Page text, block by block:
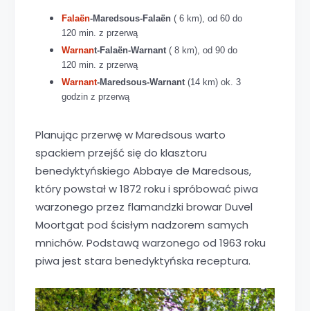
Falaën-Maredsous-Falaën ( 6 km), od 60 do
120 min. z przerwą
Warnant-Falaën-Warnant ( 8 km), od 90 do
120 min. z przerwą
Warnant-Maredsous-Warnant (14 km) ok. 3
godzin z przerwą
Planując przerwę w Maredsous warto
spackiem przejść się do klasztoru
benedyktyńskiego Abbaye de Maredsous,
który powstał w 1872 roku i spróbować piwa
warzonego przez flamandzki browar Duvel
Moortgat pod ścisłym nadzorem samych
mnichów. Podstawą warzonego od 1963 roku
piwa jest stara benedyktyńska receptura.